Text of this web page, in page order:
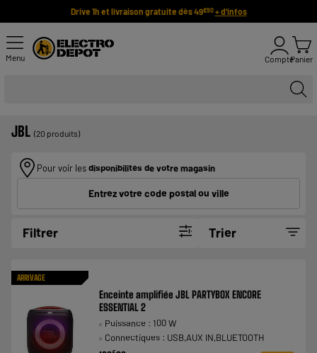
Drive 1h et livraison gratuite dès 49€90 + d'infos
Menu ComptePanier
JBL (20 produits)
Pour voir lesdisponibilités de votre magasin
Entrez votre code postal ou ville
Filtrer Trier
ARRIVAGE
Enceinte amplifiée JBL PARTYBOX ENCORE
ESSENTIAL 2
Puissance : 100 W
Connectiques : USB,AUX IN,BLUETOOTH